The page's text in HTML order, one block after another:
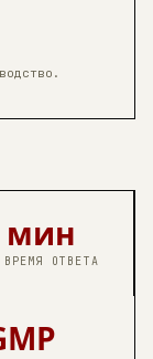
мин
ВРЕМЯ ОТВЕТА